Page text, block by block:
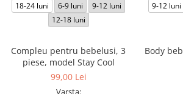
18-24 luni 6-9 luni
9-12 luni
12-18 luni
9-12 luni
Compleu pentru bebelusi, 3
piese, model Stay Cool
99,00 Lei
Varsta:
Body